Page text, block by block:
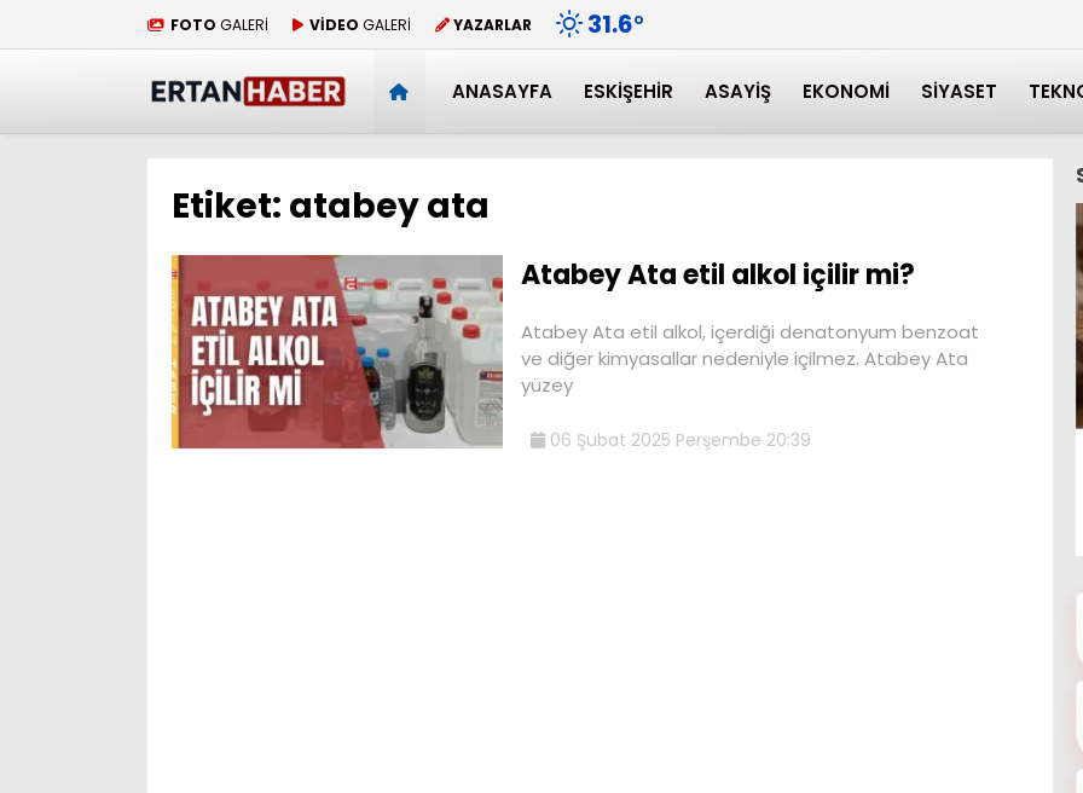
FOTO GALERİ VİDEO GALERİ YAZARLAR 31.6°
ANASAYFA ESKIŞEHIR ASAYIŞ EKONOMI SIYASET
Etiket: atabey ata
Atabey Ata etil alkol içilir mi?
Atabey Ata etil alkol, içerdiği denatonyum benzoat
ve diğer kimyasallar nedeniyle içilmez. Atabey Ata
yüzey
06 Şubat 2025 Perşembe 20:39